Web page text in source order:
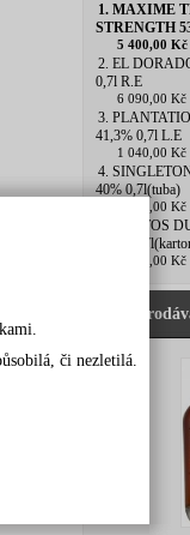
1. MAXIME
STRENGTH
5 400,00 Kč
2. EL
0,7l R.E
6 090,00 Kč
3.
41,3% 0,7l L.E
1 040,00 Kč
4.
40% 0,7l(tuba)
1 200,00 Kč
5. SANTOS
2 755,00 Kč
či nezletilá.